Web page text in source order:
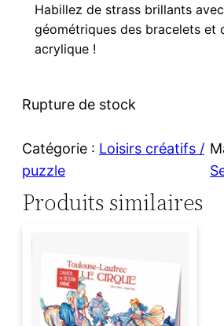
Habillez de strass brillants
géométriques des bracelets et
acrylique !
Rupture de stock
Catégorie : Loisirs créatifs /
puzzle
Produits similaires